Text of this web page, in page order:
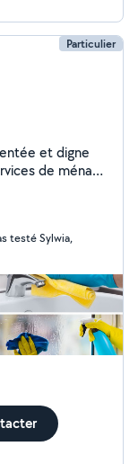
Particulier
testé Sylwia,